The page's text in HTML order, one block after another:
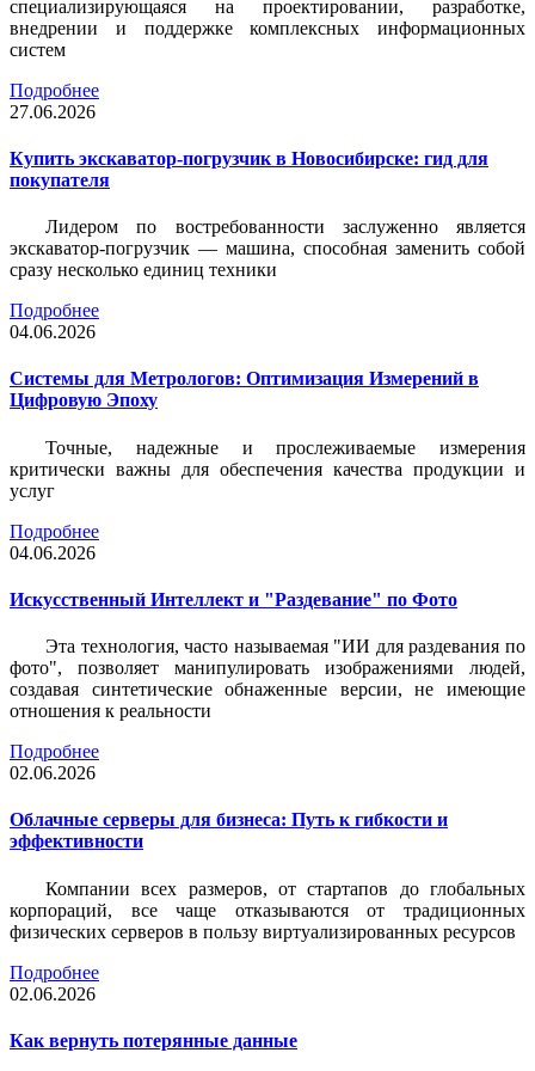
специализирующаяся на проектировании, разработке,
внедрении и поддержке комплексных информационных
систем
Подробнее
27.06.2026
Купить экскаватор-погрузчик в Новосибирске: гид для
покупателя
Лидером по востребованности заслуженно является
экскаватор-погрузчик — машина, способная заменить собой
сразу несколько единиц техники
Подробнее
04.06.2026
Системы для Метрологов: Оптимизация Измерений в
Цифровую Эпоху
Точные, надежные и прослеживаемые измерения
критически важны для обеспечения качества продукции и
услуг
Подробнее
04.06.2026
Искусственный Интеллект и "Раздевание" по Фото
Эта технология, часто называемая "ИИ для раздевания по
фото", позволяет манипулировать изображениями людей,
создавая синтетические обнаженные версии, не имеющие
отношения к реальности
Подробнее
02.06.2026
Облачные серверы для бизнеса: Путь к гибкости и
эффективности
Компании всех размеров, от стартапов до глобальных
корпораций, все чаще отказываются от традиционных
физических серверов в пользу виртуализированных ресурсов
Подробнее
02.06.2026
Как вернуть потерянные данные